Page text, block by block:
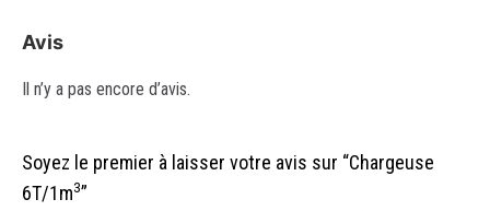
Avis
Il n’y a pas encore d’avis.
Soyez le premier à laisser votre avis sur “Chargeuse
6T/1m3”